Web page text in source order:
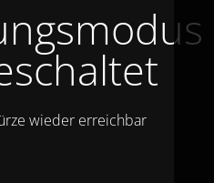
wieder erreichbar